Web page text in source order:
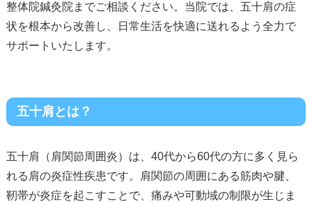
整体院鍼灸院までご相談ください。当院では、五十肩の症
状を根本から改善し、日常生活を快適に送れるよう全力で
サポートいたします。
五十肩とは？
五十肩（肩関節周囲炎）は、40代から60代の方に多く見ら
れる肩の炎症性疾患です。肩関節の周囲にある筋肉や腱、
靭帯が炎症を起こすことで、痛みや可動域の制限が生じま